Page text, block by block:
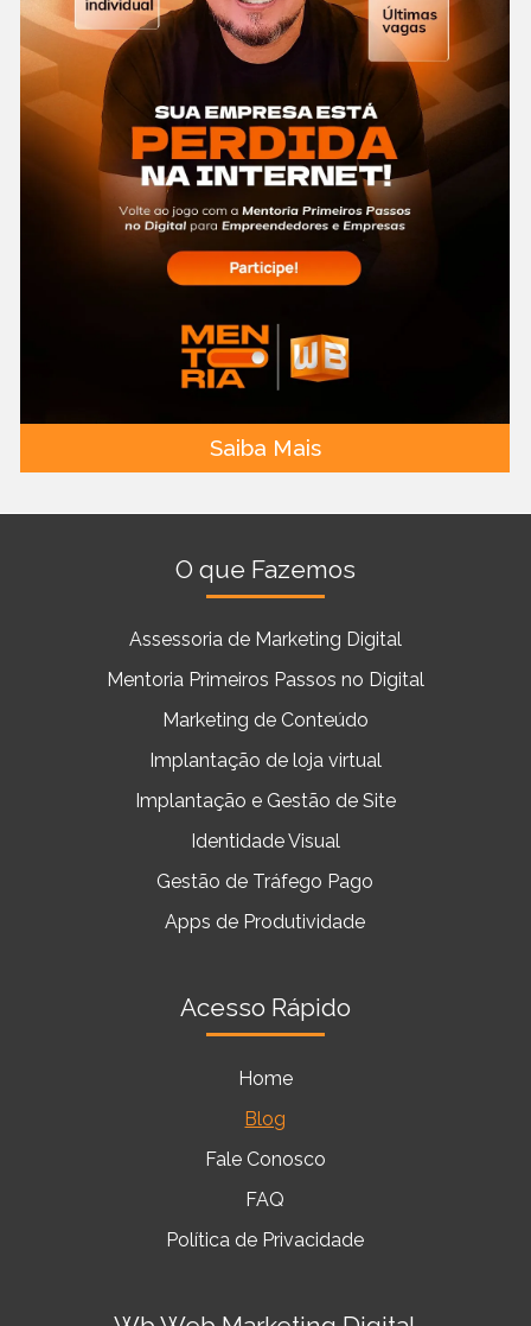
Saiba Mais
O que Fazemos
Assessoria de Marketing Digital
Mentoria Primeiros Passos no Digital
Marketing de Conteúdo
Implantação de loja virtual
Implantação e Gestão de Site
Identidade Visual
Gestão de Tráfego Pago
Apps de Produtividade
Acesso Rápido
Home
Blog
Fale Conosco
FAQ
Política de Privacidade